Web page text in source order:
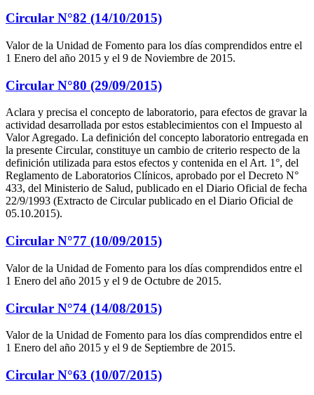
Circular N°82 (14/10/2015)
Valor de la Unidad de Fomento para los días comprendidos entre el
1 Enero del año 2015 y el 9 de Noviembre de 2015.
Circular N°80 (29/09/2015)
Aclara y precisa el concepto de laboratorio, para efectos de gravar la
actividad desarrollada por estos establecimientos con el Impuesto al
Valor Agregado. La definición del concepto laboratorio entregada en
la presente Circular, constituye un cambio de criterio respecto de la
definición utilizada para estos efectos y contenida en el Art. 1°, del
Reglamento de Laboratorios Clínicos, aprobado por el Decreto N°
433, del Ministerio de Salud, publicado en el Diario Oficial de fecha
22/9/1993 (Extracto de Circular publicado en el Diario Oficial de
05.10.2015).
Circular N°77 (10/09/2015)
Valor de la Unidad de Fomento para los días comprendidos entre el
1 Enero del año 2015 y el 9 de Octubre de 2015.
Circular N°74 (14/08/2015)
Valor de la Unidad de Fomento para los días comprendidos entre el
1 Enero del año 2015 y el 9 de Septiembre de 2015.
Circular N°63 (10/07/2015)